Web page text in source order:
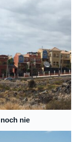
nie